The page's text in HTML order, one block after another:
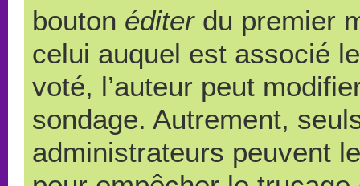
bouton éditerdu premier
celui auquel est associé
voté, l’auteur peut
sondage. Autrement,
administrateurs peuvent